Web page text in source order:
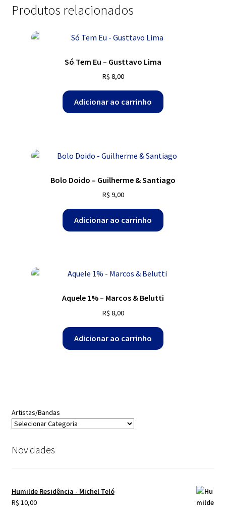
Produtos relacionados
Só Tem Eu – Gusttavo Lima
R$ 8,00
Adicionar ao carrinho
Bolo Doido – Guilherme & Santiago
R$ 9,00
Adicionar ao carrinho
Aquele 1% – Marcos & Belutti
R$ 8,00
Adicionar ao carrinho
Artistas/Bandas
Novidades
Humilde Residência - Michel Teló
R$ 10,00